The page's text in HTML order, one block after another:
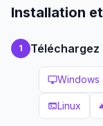
Installation
1 Téléchargez
desktop_windowsWindows
terminalLinux